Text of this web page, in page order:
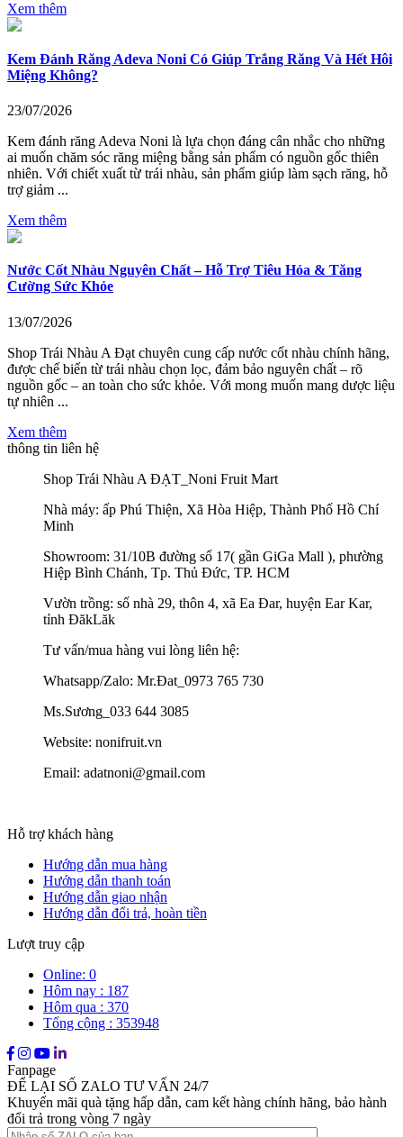
Xem thêm
Kem Đánh Răng Adeva Noni Có Giúp Trắng Răng Và Hết Hôi
Miệng Không?
23/07/2026
Kem đánh răng Adeva Noni là lựa chọn đáng cân nhắc cho những
ai muốn chăm sóc răng miệng bằng sản phẩm có nguồn gốc thiên
nhiên. Với chiết xuất từ trái nhàu, sản phẩm giúp làm sạch răng, hỗ
trợ giảm ...
Xem thêm
Nước Cốt Nhàu Nguyên Chất – Hỗ Trợ Tiêu Hóa & Tăng
Cường Sức Khỏe
13/07/2026
Shop Trái Nhàu A Đạt chuyên cung cấp nước cốt nhàu chính hãng,
được chế biến từ trái nhàu chọn lọc, đảm bảo nguyên chất – rõ
nguồn gốc – an toàn cho sức khỏe. Với mong muốn mang dược liệu
tự nhiên ...
Xem thêm
thông tin liên hệ
Shop Trái Nhàu A ĐẠT_Noni Fruit Mart
Nhà máy: ấp Phú Thiện, Xã Hòa Hiệp, Thành Phố Hồ Chí
Minh
Showroom: 31/10B đường số 17( gần GiGa Mall ), phường
Hiệp Bình Chánh, Tp. Thủ Đức, TP. HCM
Vườn trồng: số nhà 29, thôn 4, xã Ea Đar, huyện Ear Kar,
tỉnh ĐăkLăk
Tư vấn/mua hàng vui lòng liên hệ:
Whatsapp/Zalo: Mr.Đat_0973 765 730
Ms.Sương_033 644 3085
Website: nonifruit.vn
Email: adatnoni@gmail.com
Hỗ trợ khách hàng
Hướng dẫn mua hàng
Hướng dẫn thanh toán
Hướng dẫn giao nhận
Hướng dẫn đổi trả, hoàn tiền
Lượt truy cập
Online: 0
Hôm nay : 187
Hôm qua : 370
Tổng cộng : 353948
Fanpage
ĐỂ LẠI SỐ ZALO TƯ VẤN 24/7
Khuyến mãi quà tặng hấp dẫn, cam kết hàng chính hãng, bảo hành
đổi trả trong vòng 7 ngày